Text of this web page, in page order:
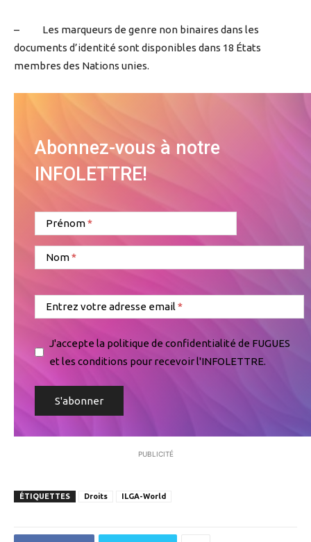
– Les marqueurs de genre non binaires dans les
documents d’identité sont disponibles dans 18 États
membres des Nations unies.
Abonnez-vous à notre
INFOLETTRE!
Prénom
Nom
Entrez votre adresse email
J'accepte la politique de confidentialité de FUGUES
et les conditions pour recevoir l'INFOLETTRE.
PUBLICITÉ
ÉTIQUETTES Droits ILGA-World